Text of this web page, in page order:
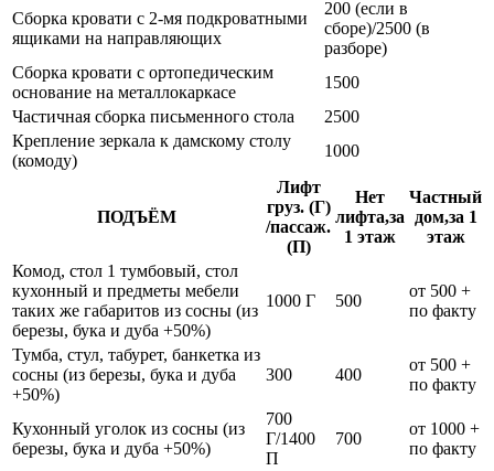
Сборка кровати с 2-мя подкроватными
ящиками на направляющих
200 (если в
сборе)/2500 (в
разборе)
Сборка кровати с ортопедическим
основание на металлокаркасе
1500
Частичная сборка письменного стола
2500
Крепление зеркала к дамскому столу
(комоду)
1000
ПОДЪЁМ
Лифт
груз. (Г)
/пассаж.
(П)
Нет
лифта,за
1 этаж
Частный
дом,за 1
этаж
Комод, стол 1 тумбовый, стол
кухонный и предметы мебели
таких же габаритов из сосны (из
березы, бука и дуба +50%)
1000 Г 500
от 500 +
по факту
Тумба, стул, табурет, банкетка из
сосны (из березы, бука и дуба
+50%)
300 400
от 500 +
по факту
Кухонный уголок из сосны (из
березы, бука и дуба +50%)
700
Г/1400
П
700
от 1000 +
по факту